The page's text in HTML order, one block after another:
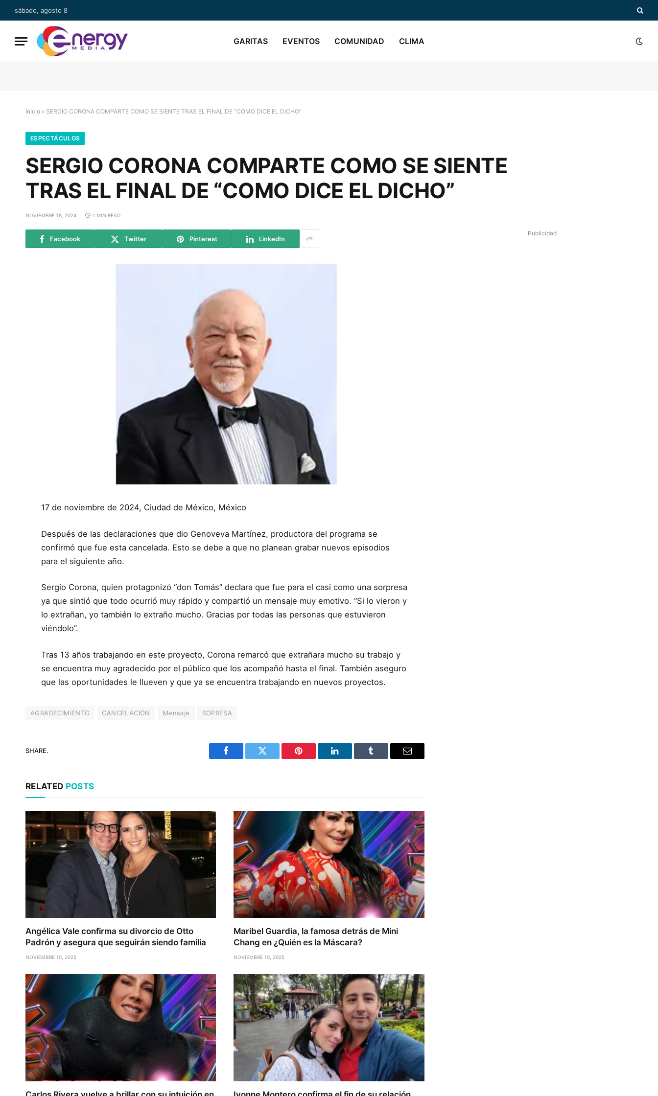
sábado, agosto 8
GARITAS EVENTOS COMUNIDAD CLIMA
Inicio » SERGIO CORONA COMPARTE COMO SE SIENTE TRAS EL FINAL DE “COMO DICE EL DICHO”
ESPECTÁCULOS
SERGIO CORONA COMPARTE COMO SE SIENTE
TRAS EL FINAL DE “COMO DICE EL DICHO”
NOVIEMBRE 18, 2024 1 MIN READ
Facebook Twitter Pinterest LinkedIn
17 de noviembre de 2024, Ciudad de México, México
Después de las declaraciones que dio Genoveva Martínez, productora del programa se
confirmó que fue esta cancelada. Esto se debe a que no planean grabar nuevos episodios
para el siguiente año.
Sergio Corona, quien protagonizó “don Tomás” declara que fue para el casi como una sorpresa
ya que sintió que todo ocurrió muy rápido y compartió un mensaje muy emotivo. “Si lo vieron y
lo extrañan, yo también lo extraño mucho. Gracias por todas las personas que estuvieron
viéndolo”.
Tras 13 años trabajando en este proyecto, Corona remarcó que extrañara mucho su trabajo y
se encuentra muy agradecido por el público que los acompañó hasta el final. También aseguro
que las oportunidades le llueven y que ya se encuentra trabajando en nuevos proyectos.
AGRADECIMIENTO CANCELACIÓN Mensaje SOPRESA
SHARE.
Facebook Twitter Pinterest LinkedIn Tumblr Email
RELATED POSTS
Angélica Vale confirma su divorcio de Otto
Padrón y asegura que seguirán siendo familia
NOVIEMBRE 10, 2025
Maribel Guardia, la famosa detrás de Mini
Chang en ¿Quién es la Máscara?
NOVIEMBRE 10, 2025
Publicidad